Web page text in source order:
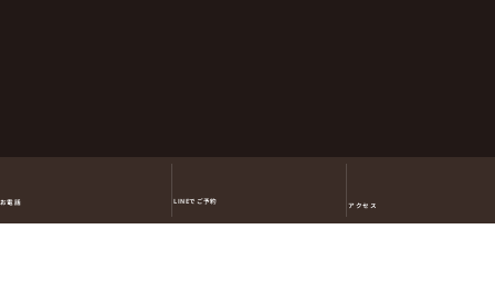
お電話 LINEでご予約 アクセス